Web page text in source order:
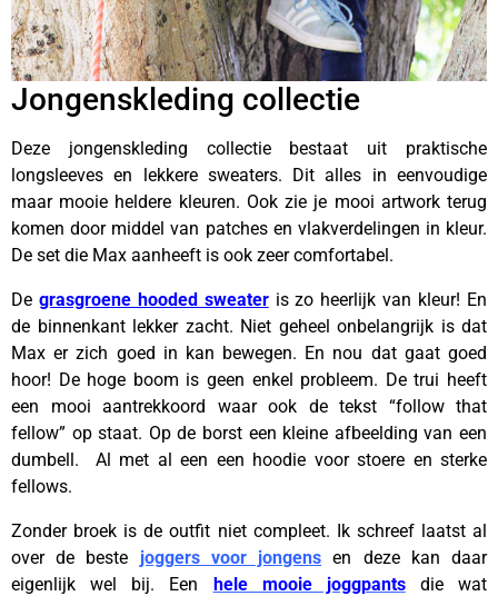
Jongenskleding collectie
Deze jongenskleding collectie bestaat uit praktische
longsleeves en lekkere sweaters. Dit alles in eenvoudige
maar mooie heldere kleuren. Ook zie je mooi artwork terug
komen door middel van patches en vlakverdelingen in kleur.
De set die Max aanheeft is ook zeer comfortabel.
De grasgroene hooded sweateris zo heerlijk van kleur! En
de binnenkant lekker zacht. Niet geheel onbelangrijk is dat
Max er zich goed in kan bewegen. En nou dat gaat goed
hoor! De hoge boom is geen enkel probleem. De trui heeft
een mooi aantrekkoord waar ook de tekst “follow that
fellow” op staat. Op de borst een kleine afbeelding van een
dumbell. Al met al een een hoodie voor stoere en sterke
fellows.
Zonder broek is de outfit niet compleet. Ik schreef laatst al
over de beste joggers voor jongens en deze kan daar
eigenlijk wel bij. Een hele mooie joggpantsdie wat